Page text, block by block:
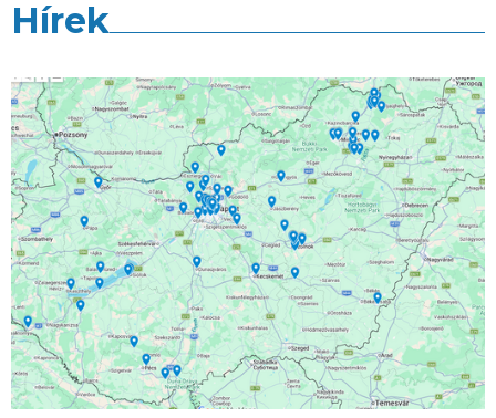
Hírek